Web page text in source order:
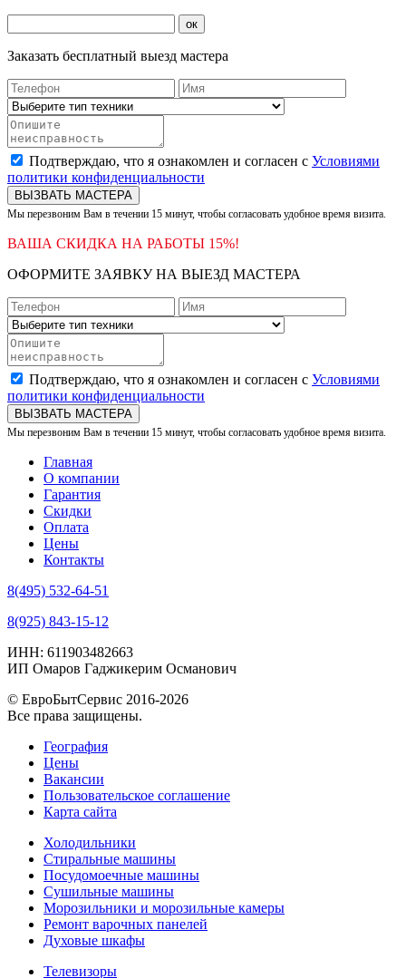
ок
Заказать бесплатный выезд мастера
Подтверждаю, что я ознакомлен и согласен с Условиями
политики конфиденциальности
ВЫЗВАТЬ МАСТЕРА
Мы перезвоним Вам в течении 15 минут, чтобы согласовать удобное время визита.
ВАША СКИДКА НА РАБОТЫ 15%!
ОФОРМИТЕ ЗАЯВКУ НА ВЫЕЗД МАСТЕРА
Подтверждаю, что я ознакомлен и согласен с Условиями
политики конфиденциальности
ВЫЗВАТЬ МАСТЕРА
Мы перезвоним Вам в течении 15 минут, чтобы согласовать удобное время визита.
Главная
О компании
Гарантия
Скидки
Оплата
Цены
Контакты
8(495) 532-64-51
8(925) 843-15-12
ИНН: 611903482663
ИП Омаров Гаджикерим Османович
© ЕвроБытСервис 2016-2026
Все права защищены.
География
Цены
Вакансии
Пользовательское соглашение
Карта сайта
Холодильники
Стиральные машины
Посудомоечные машины
Сушильные машины
Морозильники и морозильные камеры
Ремонт варочных панелей
Духовые шкафы
Телевизоры